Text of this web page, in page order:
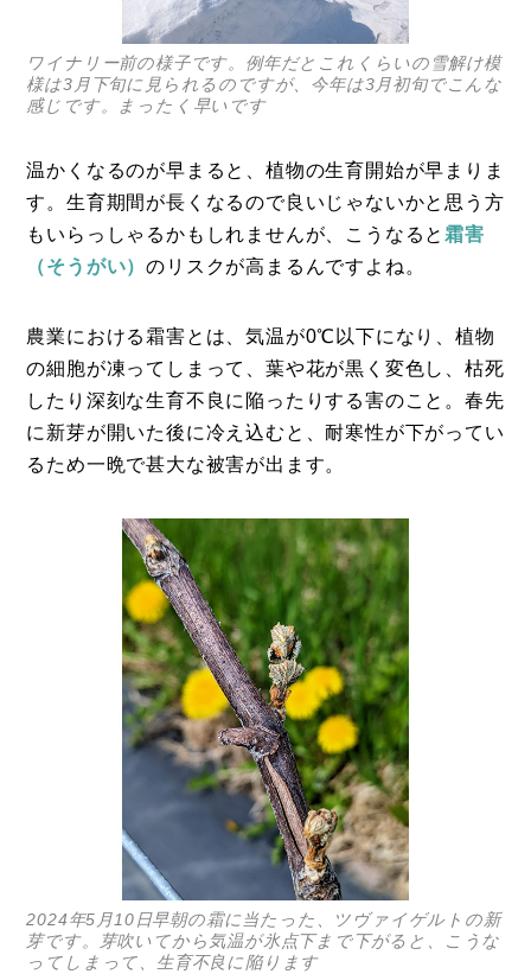
コラム
特集
ワイナリー前の様子です。例年だとこれくらいの雪解け模
様は3月下旬に見られるのですが、今年は3月初旬でこんな
感じです。まったく早いです
温かくなるのが早まると、植物の生育開始が早まりま
す。生育期間が長くなるので良いじゃないかと思う方
もいらっしゃるかもしれませんが、こうなると霜害
（そうがい）のリスクが高まるんですよね。
農業における霜害とは、気温が0℃以下になり、植物
の細胞が凍ってしまって、葉や花が黒く変色し、枯死
したり深刻な生育不良に陥ったりする害のこと。春先
に新芽が開いた後に冷え込むと、耐寒性が下がってい
るため一晩で甚大な被害が出ます。
2024年5月10日早朝の霜に当たった、ツヴァイゲルトの新
芽です。芽吹いてから気温が氷点下まで下がると、こうな
ってしまって、生育不良に陥ります